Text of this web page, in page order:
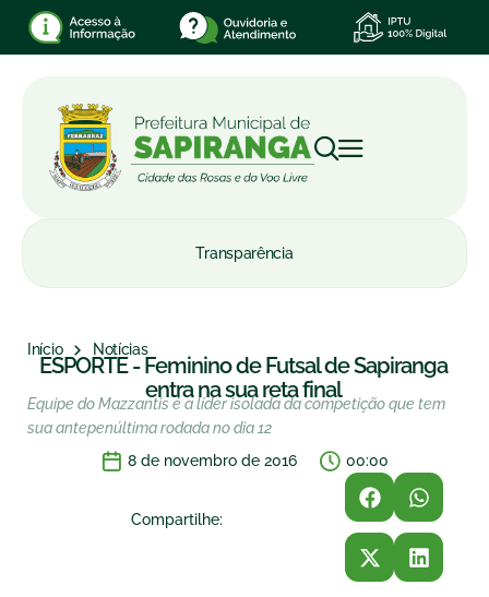
Transparência
Início Notícias
ESPORTE - Feminino de Futsal de Sapiranga
entra na sua reta final
Equipe do Mazzantis é a líder isolada da competição que tem
sua antepenúltima rodada no dia 12
8 de novembro de 2016
00:00
Compartilhe: